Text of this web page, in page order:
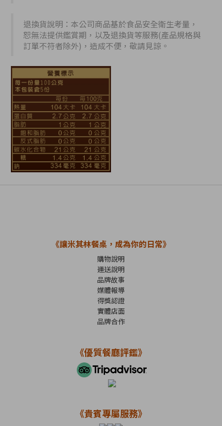
退換貨說明：本公司商品基於食品安全衛生考量，
恕無法提供鑑賞期，以及退換貨等服務(產品規格與
訂單不符者除外)，造成不便，敬請見諒。
《讓米其林餐桌，成為你的日常》
購物說明
運送說明
品牌故事
媒體報導
得獎認證
實體店面
品牌合作
《優質餐廳評鑑》
《貴賓專屬服務》